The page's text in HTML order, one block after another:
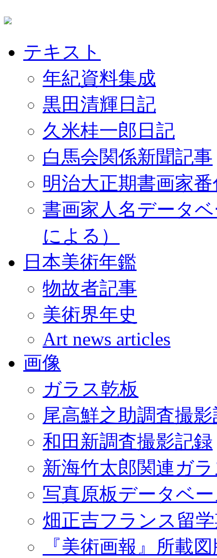
テキスト
年紀資料集成
黒田清輝日記
久米桂一郎日記
白馬会関係新聞記事
明治大正期書画家
書画家人名データ
による）
日本美術年鑑
物故者記事
美術界年史
Art news articles
画像
ガラス乾板
尾高鮮之助調査撮
和田新調査撮影記録
新海竹太郎関連ガ
写真原板データベ
畑正吉フランス留
『美術画報』所載